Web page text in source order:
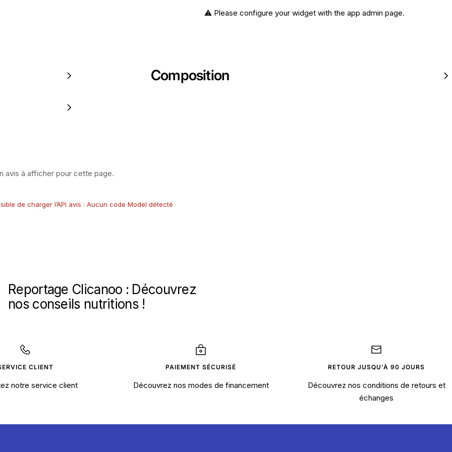
⚠️ Please configure your widget with the app admin page.
Composition
avis à afficher pour cette page.
de charger l’API avis : Aucun code Model détecté
Reportage Clicanoo : Découvrez
nos conseils nutritions !
CLIENT
notre service client
PAIEMENT SÉCURISÉ
Découvrez nos modes de financement
RETOUR JUSQU'À 90 JOURS
Découvrez nos conditions de retours et
échanges